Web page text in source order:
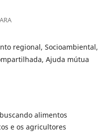
regional, Socioambiental,
Ajuda mútua
alimentos
e os agricultores